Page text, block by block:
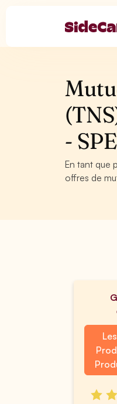
-
En tant que
offres de